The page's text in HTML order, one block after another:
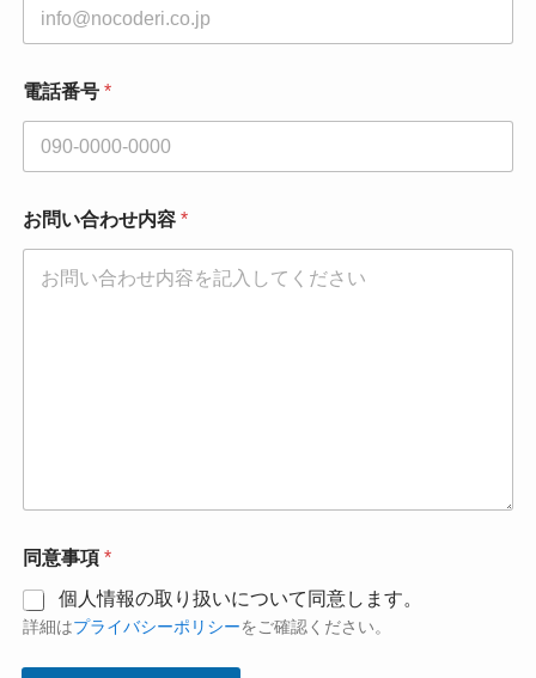
電話番号 *
お問い合わせ内容 *
同意事項 *
個人情報の取り扱いについて同意します。
詳細はプライバシーポリシーをご確認ください。